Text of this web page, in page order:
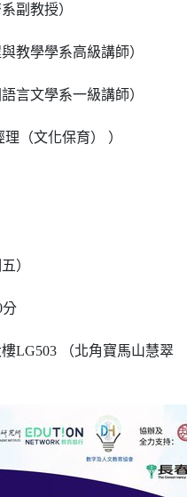
副教授）
教學學系高級講師）
言文學系一級講師）
（文化保育） ）
）
分
樓LG503 （北角寶馬山慧翠